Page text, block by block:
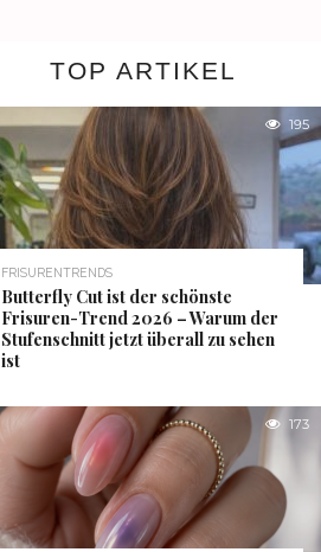
TOP ARTIKEL
195
FRISURENTRENDS
Butterfly Cut ist der schönste
Frisuren-Trend 2026 – Warum der
Stufenschnitt jetzt überall zu sehen
ist
173